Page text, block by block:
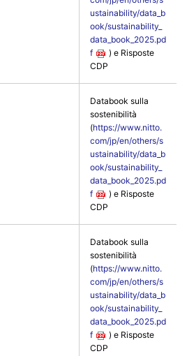
ustainability/data_b
ook/sustainability_
data_book_2025.pd
f
) e Risposte
CDP
Databook sulla
sostenibilità
(https://www.nitto.
com/jp/en/others/s
ustainability/data_b
ook/sustainability_
data_book_2025.pd
f
) e Risposte
CDP
Databook sulla
sostenibilità
(https://www.nitto.
com/jp/en/others/s
ustainability/data_b
ook/sustainability_
data_book_2025.pd
f
) e Risposte
CDP